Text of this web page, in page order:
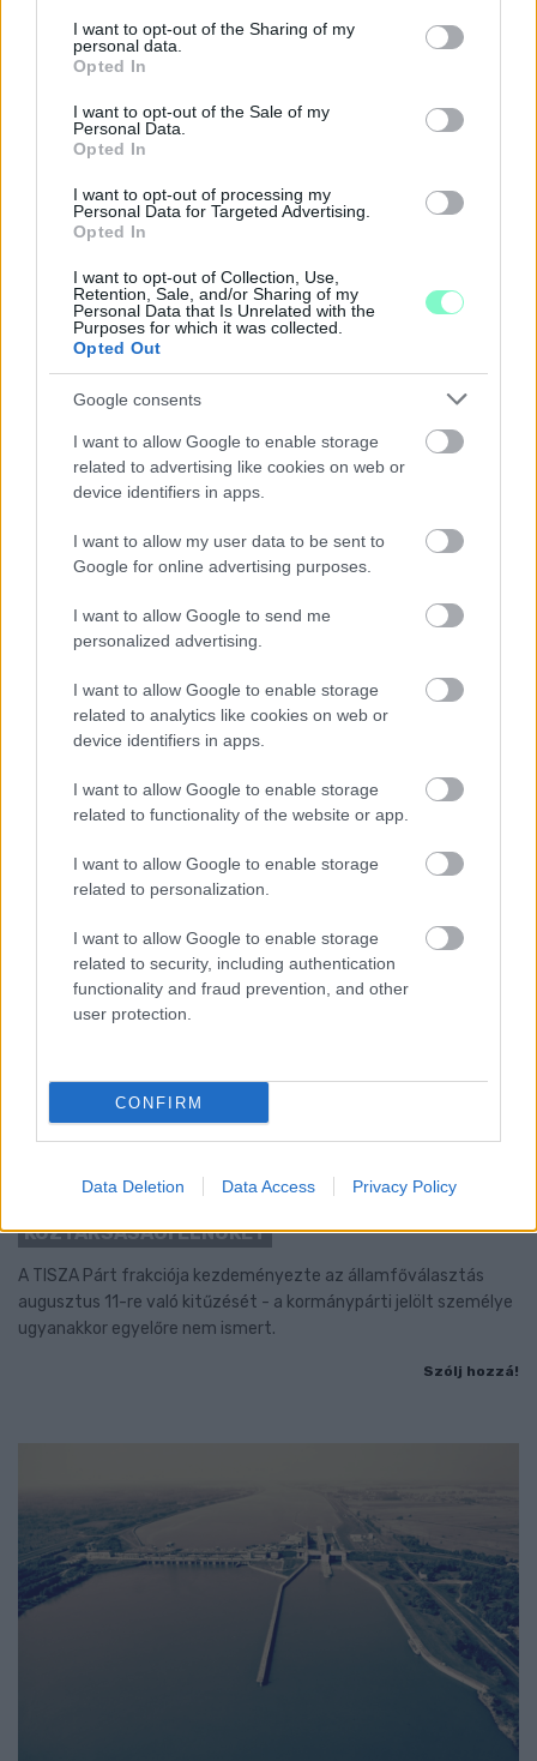
not limited to your visit or usage behaviour. You may click to
grant or deny consent to Google and its third-party tags to
use your data for below specified purposes in below Google
consent section.
I want to opt-out of the Sharing of my
personal data.
Opted In
I want to opt-out of the Sale of my
Personal Data.
Opted In
I want to opt-out of processing my
Personal Data for Targeted Advertising.
Opted In
I want to opt-out of Collection, Use,
Retention, Sale, and/or Sharing of my
Personal Data that Is Unrelated with the
Purposes for which it was collected.
Opted Out
Google consents
I want to allow Google to enable storage
related to advertising like cookies on web or
device identifiers in apps.
I want to allow my user data to be sent to
Google for online advertising purposes.
I want to allow Google to send me
personalized advertising.
I want to allow Google to enable storage
related to analytics like cookies on web or
device identifiers in apps.
I want to allow Google to enable storage
related to functionality of the website or app.
I want to allow Google to enable storage
related to personalization.
I want to allow Google to enable storage
related to security, including authentication
functionality and fraud prevention, and other
user protection.
CONFIRM
Data Deletion Data Access Privacy Policy
Ingyenes programokkal és különleges kiállításokkal készülnek a
– Kőtár is díjmentesen látogatható.
- LETILTOTTA A GOOGLE A VÉDVONAL LEVELEZŐ
FIÓKJÁT
Nem vicc! A Fidesz maradéka tényleg egy ingyenes e-mail
szolgáltatást használt, hogy megvédje a Fidesz maradékát.
KEDDEN MEGVÁLASZTHATJA AZ
KÖZTÁRSASÁGI ELNÖKÉT
A TISZA Párt frakciója kezdeményezte az államfőválasztás
augusztus 11-re való kitűzését - a kormánypárti jelölt személye
ugyanakkor egyelőre nem ismert.
Szólj hozzá!